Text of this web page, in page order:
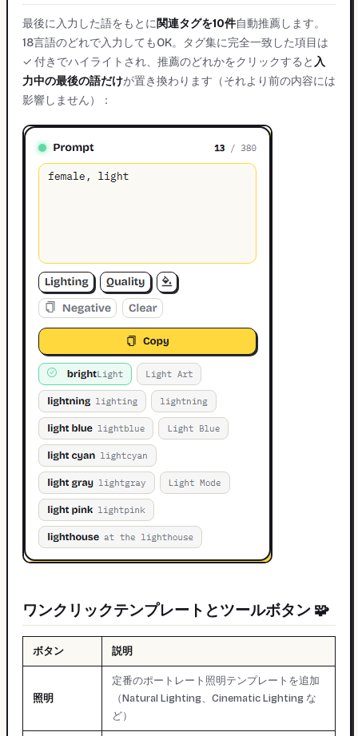
最後に入力した語をもとに関連タグを10件自動推薦します。
18言語のどれで入力してもOK。タグ集に完全一致した項目は
✓ 付きでハイライトされ、推薦のどれかをクリックすると 入
力中の最後の語だけが置き換わります（それより前の内容には
影響しません）：
ワンクリックテンプレートとツールボタン 🧩
ボタン 説明
照明
定番のポートレート照明テンプレートを追加
（Natural Lighting、Cinematic Lighting な
ど）